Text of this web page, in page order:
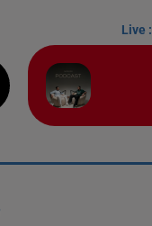
Live :